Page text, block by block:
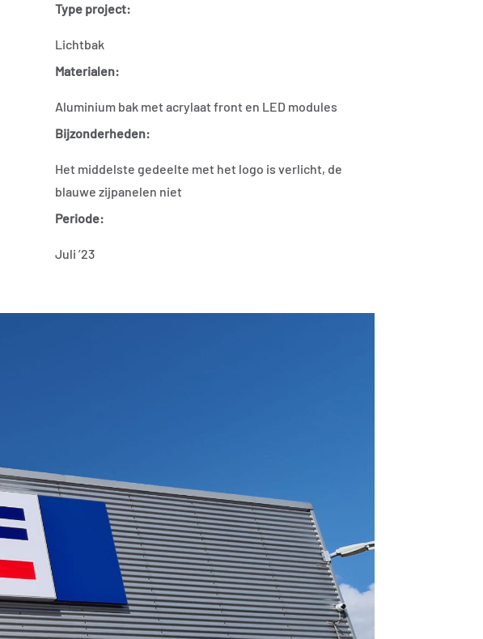
Type project:
Lichtbak
Materialen:
Aluminium bak met acrylaat front en LED modules
Bijzonderheden:
Het middelste gedeelte met het logo is verlicht, de
blauwe zijpanelen niet
Periode:
Juli ’23